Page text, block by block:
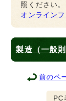
照ください。
オンライン
製造（一般
前のペ
PC